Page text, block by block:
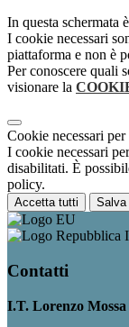
In questa schermata
I cookie necessari
piattaforma e non è
Per conoscere quali
visionare la
Cookie necessari
I cookie necessari
disabilitati. È
policy.
Accetta tutti Salva
Contatti
I.T. Lorenzo Mossa